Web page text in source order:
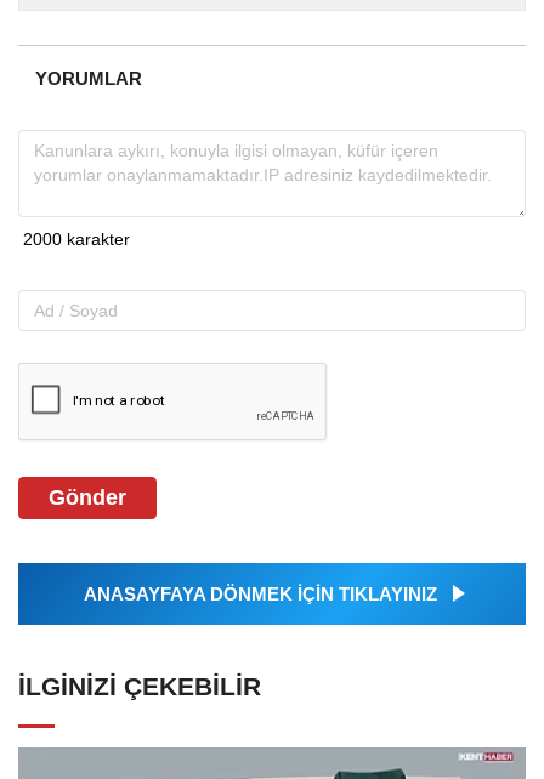
almakta, haber akışı...
YORUMLAR
Gönder
ANASAYFAYA DÖNMEK İÇİN TIKLAYINIZ
İLGINIZI ÇEKEBILIR